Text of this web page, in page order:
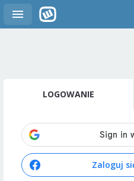
LOGOWANIE
Zaloguj